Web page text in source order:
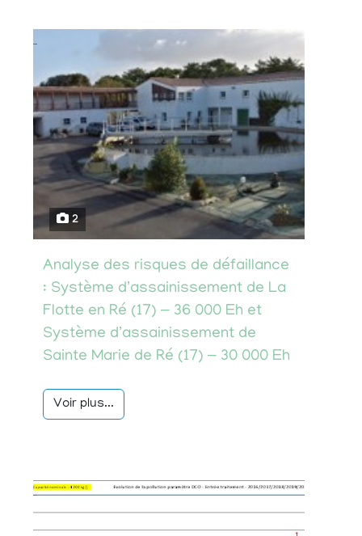
2
Analyse des risques de défaillance
: Système d’assainissement de La
Flotte en Ré (17) – 36 000 Eh et
Système d’assainissement de
Sainte Marie de Ré (17) – 30 000 Eh
Voir plus...